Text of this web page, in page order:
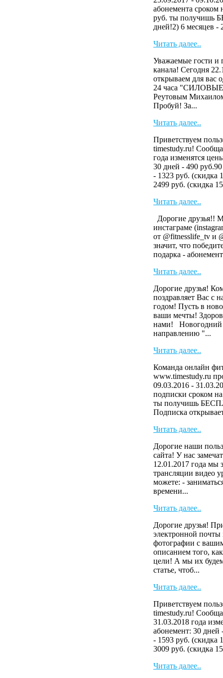
абонемента сроком
руб. ты получишь
дней!2) 6 месяцев -
Читать далее..
Уважаемые гости и
канала! Сегодня
открываем для вас
24 часа
Реутовым
Пробуй! За...
Читать далее..
Приветствуем
timestudy.ru!
года изменятся
30 дней - 490
- 1323 руб. (скидка
2499 руб. (скидка
Читать далее..
Дорогие друзья!!
инстаграме
от @fitnesslife_tv и
значит, что
подарка -
Читать далее..
Дорогие друзья!
поздравляет Вас с
годом! Пусть в
ваши мечты!
нами! Новогодний
направлению "...
Читать далее..
Команда онлайн
www.timestudy.ru
09.03.2016 -
подписки сроком
ты получишь
Подписка
Читать далее..
Дорогие наши
сайта! У нас
12.01.2017 года мы
трансляции видео
можете: -
времени...
Читать далее..
Дорогие друзья!
электронной почты
фотографии с
описанием того,
цели! А мы их
статье, чтоб...
Читать далее..
Приветствуем
timestudy.ru!
31.03.2018 года
абонемент: 30 дней
- 1593 руб. (скидка
3009 руб. (скидка
Читать далее..